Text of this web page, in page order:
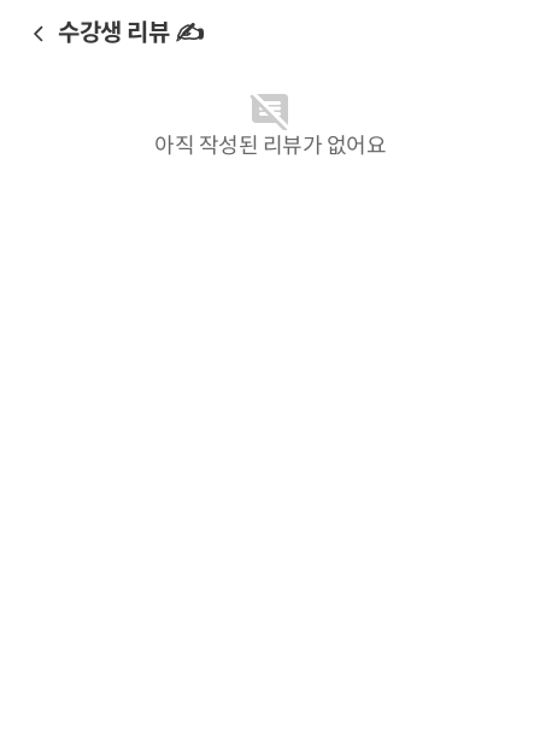
수강생 리뷰 ✍️
아직 작성된 리뷰가 없어요